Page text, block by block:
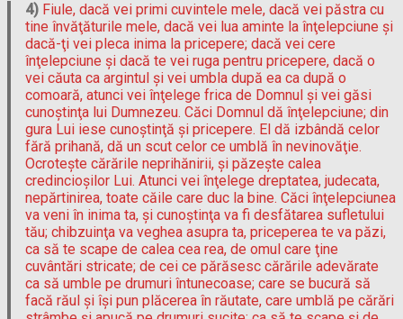
4) Fiule, dacă vei primi cuvintele mele, dacă vei păstra cu
tine învăţăturile mele, dacă vei lua aminte la înţelepciune şi
dacă-ţi vei pleca inima la pricepere; dacă vei cere
înţelepciune şi dacă te vei ruga pentru pricepere, dacă o
vei căuta ca argintul şi vei umbla după ea ca după o
comoară, atunci vei înţelege frica de Domnul şi vei găsi
cunoştinţa lui Dumnezeu. Căci Domnul dă înţelepciune; din
gura Lui iese cunoştinţă şi pricepere. El dă izbândă celor
fără prihană, dă un scut celor ce umblă în nevinovăţie.
Ocroteşte cărările neprihănirii, şi păzeşte calea
credincioşilor Lui. Atunci vei înţelege dreptatea, judecata,
nepărtinirea, toate căile care duc la bine. Căci înţelepciunea
va veni în inima ta, şi cunoştinţa va fi desfătarea sufletului
tău; chibzuinţa va veghea asupra ta, priceperea te va păzi,
ca să te scape de calea cea rea, de omul care ţine
cuvântări stricate; de cei ce părăsesc cărările adevărate
ca să umble pe drumuri întunecoase; care se bucură să
facă răul şi îşi pun plăcerea în răutate, care umblă pe cărări